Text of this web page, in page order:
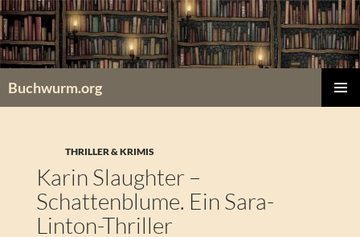
Zum
Inhalt
springen
Buchwurm.org
THRILLER & KRIMIS
Karin Slaughter –
Schattenblume. Ein Sara-
Linton-Thriller